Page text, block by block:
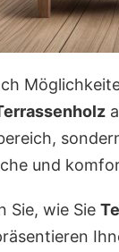
und
Sie, wie Sie